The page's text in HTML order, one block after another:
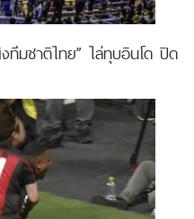
ทีมชาติไทย” ไล่ทุบอินโด ปิด